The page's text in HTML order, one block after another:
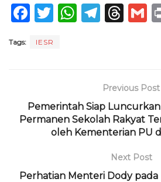
F
c
o
o
T
W
p
p
T
ra
m
T
d
s
G
Tags: IESR
Previous Post
Pemerintah Siap
Permanen Sekolah Rakyat
oleh Kementerian PU
Next Post
Perhatian Menteri Dody pada